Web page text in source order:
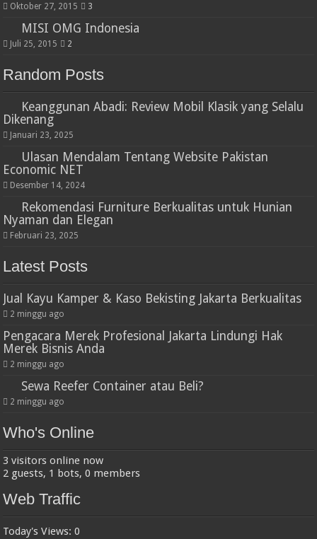
Oktober 27, 2015 3
MISI OMG Indonesia
Juli 25, 2015 2
Random Posts
Keanggunan Abadi: Review Mobil Klasik yang Selalu
Dikenang
Januari 23, 2025
Ulasan Mendalam Tentang Website Pakistan
Economic NET
Desember 14, 2024
Rekomendasi Furniture Berkualitas untuk Hunian
Nyaman dan Elegan
Februari 23, 2025
Latest Posts
Jual Kayu Kamper & Kaso Bekisting Jakarta Berkualitas
2 minggu ago
Pengacara Merek Profesional Jakarta Lindungi Hak
Merek Bisnis Anda
2 minggu ago
Sewa Reefer Container atau Beli?
2 minggu ago
Who's Online
3 visitors online now
2 guests, 1 bots, 0 members
Web Traffic
Today's Views:0